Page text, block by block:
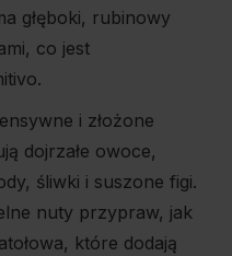
głęboki, rubinowy
co jest
i złożone
dojrzałe owoce,
śliwki i suszone figi.
nuty przypraw, jak
które dodają